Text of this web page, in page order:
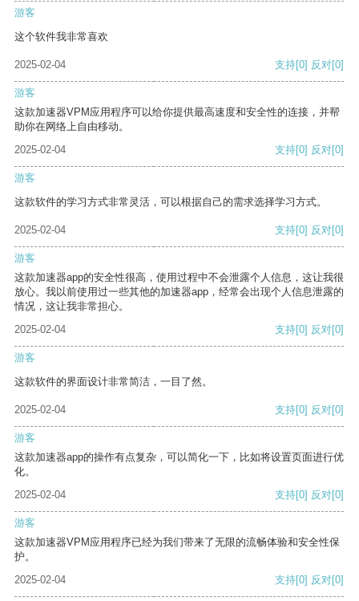
游客
这个软件我非常喜欢
2025-02-04 支持[0] 反对[0]
游客
这款加速器VPM应用程序可以给你提供最高速度和安全性的连接，并帮
助你在网络上自由移动。
2025-02-04
支持[0] 反对[0]
游客
这款软件的学习方式非常灵活，可以根据自己的需求选择学习方式。
2025-02-04 支持[0] 反对[0]
游客
这款加速器app的安全性很高，使用过程中不会泄露个人信息，这让我很
放心。我以前使用过一些其他的加速器app，经常会出现个人信息泄露的
情况，这让我非常担心。
2025-02-04
支持[0] 反对[0]
游客
这款软件的界面设计非常简洁，一目了然。
2025-02-04 支持[0] 反对[0]
游客
这款加速器app的操作有点复杂，可以简化一下，比如将设置页面进行优
化。
2025-02-04
支持[0] 反对[0]
游客
这款加速器VPM应用程序已经为我们带来了无限的流畅体验和安全性保
护。
2025-02-04
支持[0] 反对[0]